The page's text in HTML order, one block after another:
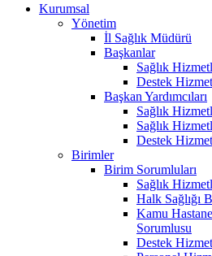
Kurumsal
Yönetim
İl Sağlık Müdürü
Başkanlar
Sağlık
Destek
Başkan Yardımcıları
Sağlık
Sağlık
Destek
Birimler
Birim Sorumluları
Sağlık
Halk Sağlığı
Kamu
Sorumlusu
Destek